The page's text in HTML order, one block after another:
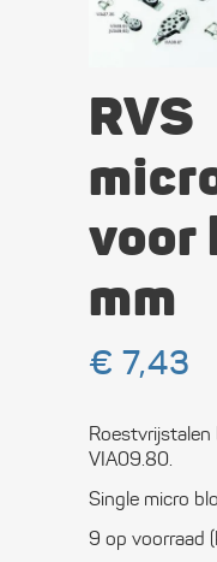
RVS
voor
mm
€ 7,43
VIA09.80.
Single micro
9 op voorraad